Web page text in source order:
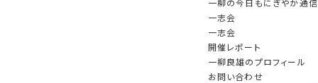
一柳の今日もにぎやか通信
一志会
一志会
開催レポート
一柳良雄のプロフィール
お問い合わせ